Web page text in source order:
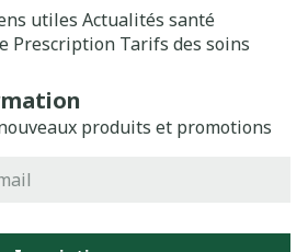
utiles Actualités santé
Prescription Tarifs des soins
produits et promotions